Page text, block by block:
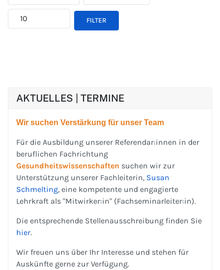
FILTER
AKTUELLES | TERMINE
Wir suchen Verstärkung für unser Team
Für die Ausbildung unserer Referendar:innen in der
beruflichen Fachrichtung
Gesundheitswissenschaften suchen wir zur
Unterstützung unserer Fachleiterin, Susan
Schmelting, eine kompetente und engagierte
Lehrkraft als "Mitwirker:in" (Fachseminarleiter:in).
Die entsprechende Stellenausschreibung finden Sie
hier.
Wir freuen uns über Ihr Interesse und stehen für
Auskünfte gerne zur Verfügung.